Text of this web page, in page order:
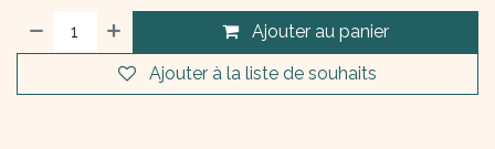
Ajouter au panier
Ajouter à la liste de souhaits